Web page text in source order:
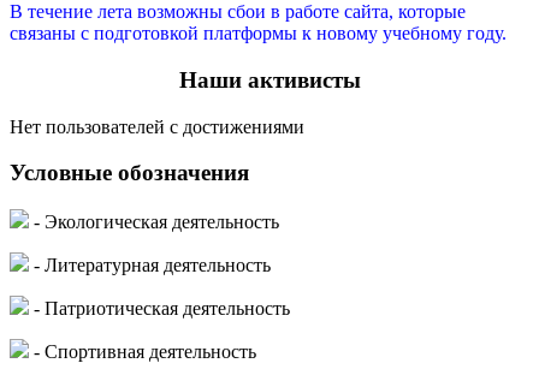
В течение лета возможны сбои в работе сайта, которые
связаны с подготовкой платформы к новому учебному году.
Наши активисты
Нет пользователей с достижениями
Условные обозначения
- Экологическая деятельность
- Литературная деятельность
- Патриотическая деятельность
- Спортивная деятельность